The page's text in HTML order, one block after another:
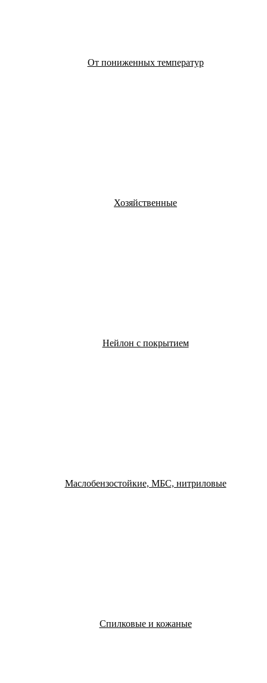
От пониженных температур
Хозяйственные
Нейлон с покрытием
Маслобензостойкие, МБС, нитриловые
Спилковые и кожаные